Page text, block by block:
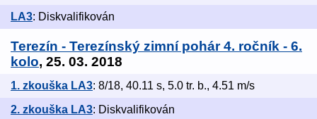
LA3: Diskvalifikován
Terezín - Terezínský zimní pohár 4. ročník - 6.
kolo, 25. 03. 2018
1. zkouška LA3: 8/18, 40.11 s, 5.0 tr. b., 4.51 m/s
2. zkouška LA3: Diskvalifikován